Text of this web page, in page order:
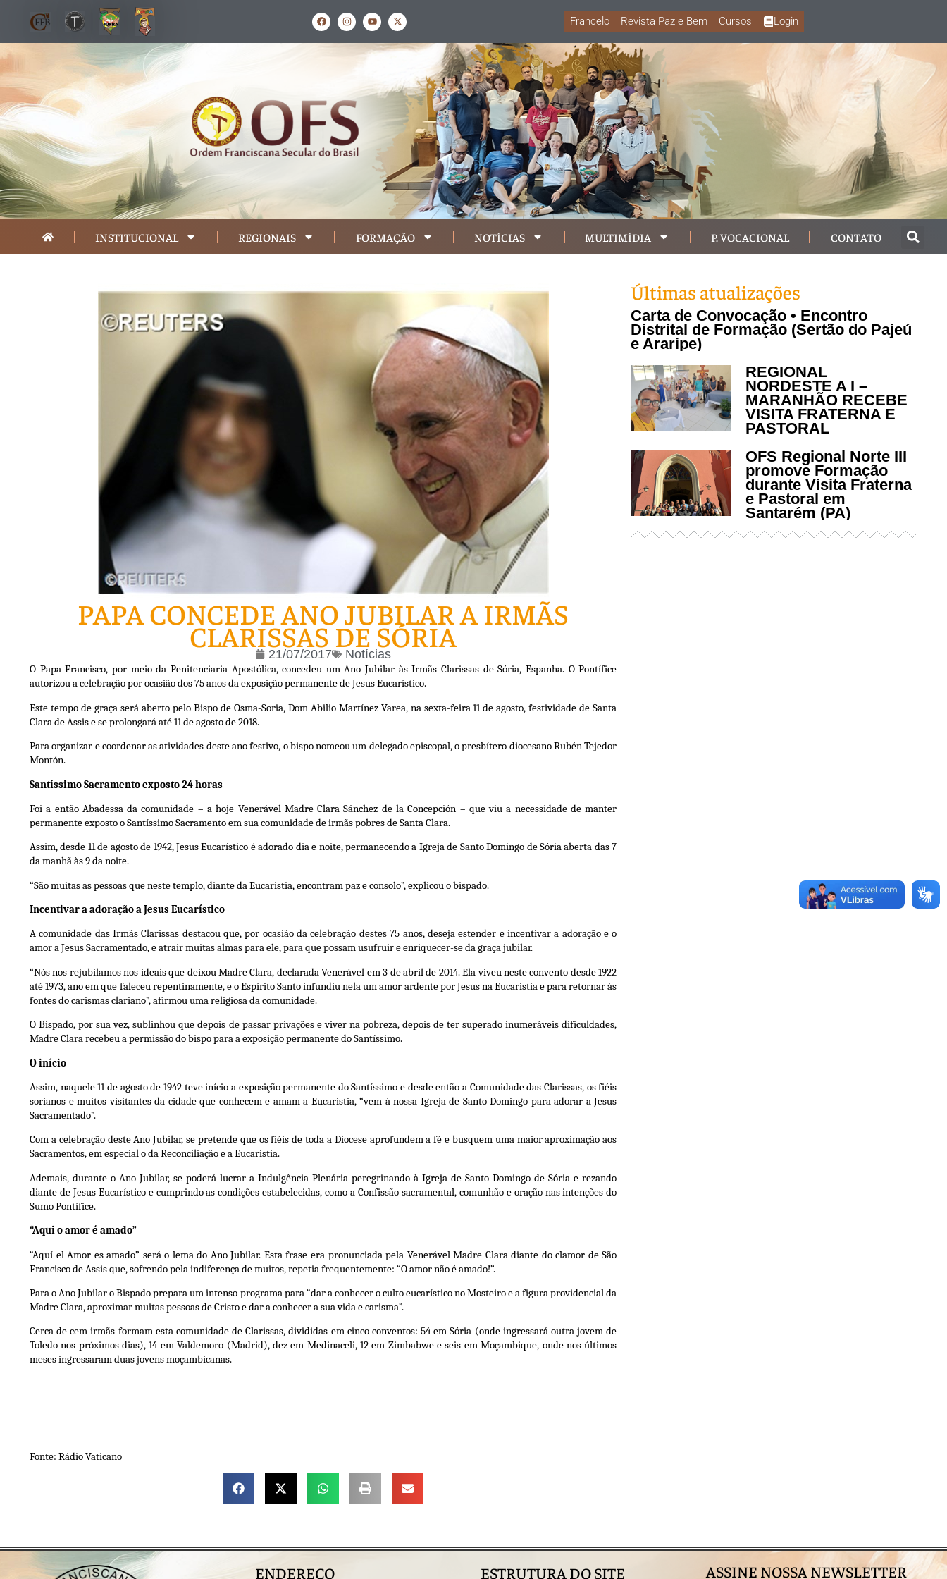
Francelo Revista Paz e Bem Cursos Login
INSTITUCIONAL REGIONAIS FORMAÇÃO NOTÍCIAS MULTIMÍDIA P. VOCACIONAL CONTATO
PAPA CONCEDE ANO JUBILAR A IRMÃS
CLARISSAS DE SÓRIA
21/07/2017 Notícias
O Papa Francisco, por meio da Penitenciaria Apostólica, concedeu um Ano Jubilar às Irmãs Clarissas de Sória, Espanha. O Pontífice
autorizou a celebração por ocasião dos 75 anos da exposição permanente de Jesus Eucarístico.
Este tempo de graça será aberto pelo Bispo de Osma-Soria, Dom Abilio Martínez Varea, na sexta-feira 11 de agosto, festividade de Santa
Clara de Assis e se prolongará até 11 de agosto de 2018.
Para organizar e coordenar as atividades deste ano festivo, o bispo nomeou um delegado episcopal, o presbítero diocesano Rubén Tejedor
Montón.
Santíssimo Sacramento exposto 24 horas
Foi a então Abadessa da comunidade – a hoje Venerável Madre Clara Sánchez de la Concepción – que viu a necessidade de manter
permanente exposto o Santíssimo Sacramento em sua comunidade de irmãs pobres de Santa Clara.
Assim, desde 11 de agosto de 1942, Jesus Eucarístico é adorado dia e noite, permanecendo a Igreja de Santo Domingo de Sória aberta das 7
da manhã às 9 da noite.
“São muitas as pessoas que neste templo, diante da Eucaristia, encontram paz e consolo”, explicou o bispado.
Incentivar a adoração a Jesus Eucarístico
A comunidade das Irmãs Clarissas destacou que, por ocasião da celebração destes 75 anos, deseja estender e incentivar a adoração e o
amor a Jesus Sacramentado, e atrair muitas almas para ele, para que possam usufruir e enriquecer-se da graça jubilar.
“Nós nos rejubilamos nos ideais que deixou Madre Clara, declarada Venerável em 3 de abril de 2014. Ela viveu neste convento desde 1922
até 1973, ano em que faleceu repentinamente, e o Espírito Santo infundiu nela um amor ardente por Jesus na Eucaristia e para retornar às
fontes do carismas clariano”, afirmou uma religiosa da comunidade.
O Bispado, por sua vez, sublinhou que depois de passar privações e viver na pobreza, depois de ter superado inumeráveis dificuldades,
Madre Clara recebeu a permissão do bispo para a exposição permanente do Santíssimo.
O início
Assim, naquele 11 de agosto de 1942 teve início a exposição permanente do Santíssimo e desde então a Comunidade das Clarissas, os fiéis
sorianos e muitos visitantes da cidade que conhecem e amam a Eucaristia, “vem à nossa Igreja de Santo Domingo para adorar a Jesus
Sacramentado”.
Com a celebração deste Ano Jubilar, se pretende que os fiéis de toda a Diocese aprofundem a fé e busquem uma maior aproximação aos
Sacramentos, em especial o da Reconciliação e a Eucaristia.
Ademais, durante o Ano Jubilar, se poderá lucrar a Indulgência Plenária peregrinando à Igreja de Santo Domingo de Sória e rezando
diante de Jesus Eucarístico e cumprindo as condições estabelecidas, como a Confissão sacramental, comunhão e oração nas intenções do
Sumo Pontífice.
“Aqui o amor é amado”
“Aquí el Amor es amado” será o lema do Ano Jubilar. Esta frase era pronunciada pela Venerável Madre Clara diante do clamor de São
Francisco de Assis que, sofrendo pela indiferença de muitos, repetia frequentemente: “O amor não é amado!”.
Para o Ano Jubilar o Bispado prepara um intenso programa para “dar a conhecer o culto eucarístico no Mosteiro e a figura providencial da
Madre Clara, aproximar muitas pessoas de Cristo e dar a conhecer a sua vida e carisma”.
Cerca de cem irmãs formam esta comunidade de Clarissas, divididas em cinco conventos: 54 em Sória (onde ingressará outra jovem de
Toledo nos próximos dias), 14 em Valdemoro (Madrid), dez em Medinaceli, 12 em Zimbabwe e seis em Moçambique, onde nos últimos
meses ingressaram duas jovens moçambicanas.
Fonte: Rádio Vaticano
Últimas atualizações
Carta de Convocação • Encontro
Distrital de Formação (Sertão do Pajeú
e Araripe)
REGIONAL
NORDESTE A I –
MARANHÃO RECEBE
VISITA FRATERNA E
PASTORAL
OFS Regional Norte III
promove Formação
durante Visita Fraterna
e Pastoral em
Santarém (PA)
ENDEREÇO ESTRUTURA DO SITE ASSINE NOSSA NEWSLETTER